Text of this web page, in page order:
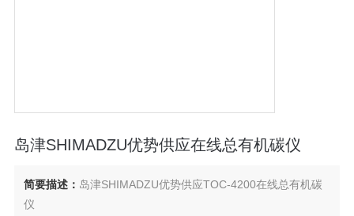
岛津SHIMADZU优势供应在线总有机碳仪
简要描述： 岛津SHIMADZU优势供应TOC-4200在线总有机碳
仪